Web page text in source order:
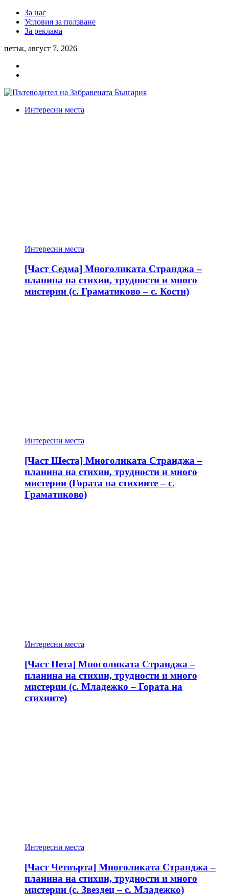
За нас
Условия за ползване
За реклама
петък, август 7, 2026
Интересни места
Интересни места
[Част Седма] Многоликата Странджа –
планина на стихии, трудности и много
мистерии (с. Граматиково – с. Кости)
Интересни места
[Част Шеста] Многоликата Странджа –
планина на стихии, трудности и много
мистерии (Гората на стихиите – с.
Граматиково)
Интересни места
[Част Пета] Многоликата Странджа –
планина на стихии, трудности и много
мистерии (с. Младежко – Гората на
стихиите)
Интересни места
[Част Четвърта] Многоликата Странджа –
планина на стихии, трудности и много
мистерии (с. Звездец – с. Младежко)